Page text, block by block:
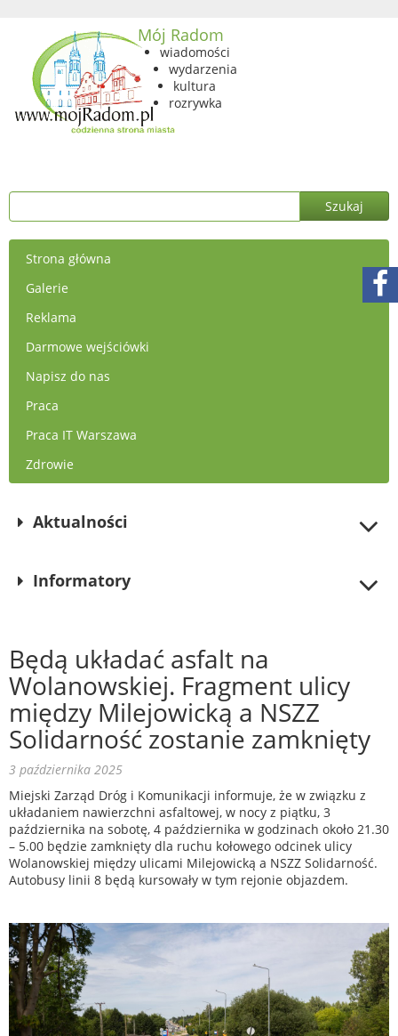
Mój Radom
wiadomości
wydarzenia
kultura
rozrywka
Strona główna
Galerie
Reklama
Darmowe wejściówki
Napisz do nas
Praca
Praca IT Warszawa
Zdrowie
Aktualności
Informatory
Będą układać asfalt na
Wolanowskiej. Fragment ulicy
między Milejowicką a NSZZ
Solidarność zostanie zamknięty
3 października 2025
Miejski Zarząd Dróg i Komunikacji informuje, że w związku z
układaniem nawierzchni asfaltowej, w nocy z piątku, 3
października na sobotę, 4 października w godzinach około 21.30
– 5.00 będzie zamknięty dla ruchu kołowego odcinek ulicy
Wolanowskiej między ulicami Milejowicką a NSZZ Solidarność.
Autobusy linii 8 będą kursowały w tym rejonie objazdem.